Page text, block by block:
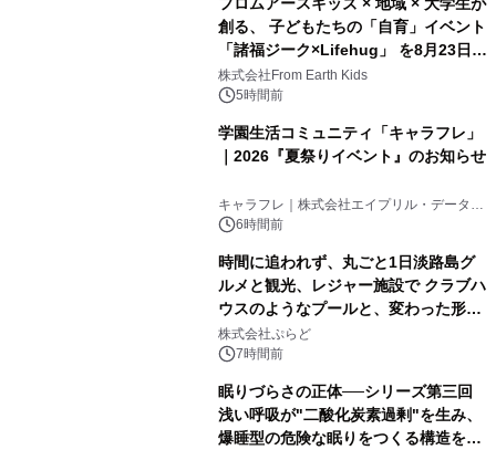
創る、 子どもたちの「自育」イベント
「諸福ジーク×Lifehug」 を8月23日
(日)開催
株式会社From Earth Kids
5時間前
学園生活コミュニティ「キャラフレ」
｜2026『夏祭りイベント』のお知らせ
キャラフレ｜株式会社エイプリル・データ・
デザインズ
6時間前
時間に追われず、丸ごと1日淡路島グ
ルメと観光、レジャー施設で クラブハ
ウスのようなプールと、変わった形の
サウナも 「THE BOXY AWAJI」のお
得な素泊まり連泊プランで
株式会社ぷらど
7時間前
眠りづらさの正体──シリーズ第三回
浅い呼吸が"二酸化炭素過剰"を生み、
爆睡型の危険な眠りをつくる構造を解